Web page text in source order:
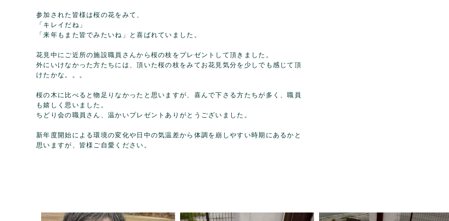
参加された皆様は桜の花をみて、
「キレイだね」
「来年もまた皆でみたいね」と喜ばれていました。
花見中にご近所の施設職員さんから桜の枝をプレゼントして頂きました。
外にいけなかった方たちには、頂いた桜の枝をみてお花見気分を少しでも感じて頂
けたかな。。。
桜の木に比べると物足りなかったと思いますが、喜んで下さる方たちが多く、職員
も嬉しく思いました。
ちどり会の職員さん、温かいプレゼントありがとうございました。
新年度開始による環境の変化や日中の気温差から体調を崩しやすい時期にあるかと
思いますが、皆様ご自愛ください。